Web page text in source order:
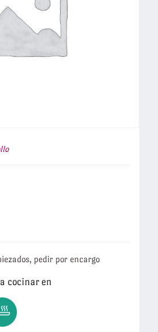
pedir por encargo
cocinar en